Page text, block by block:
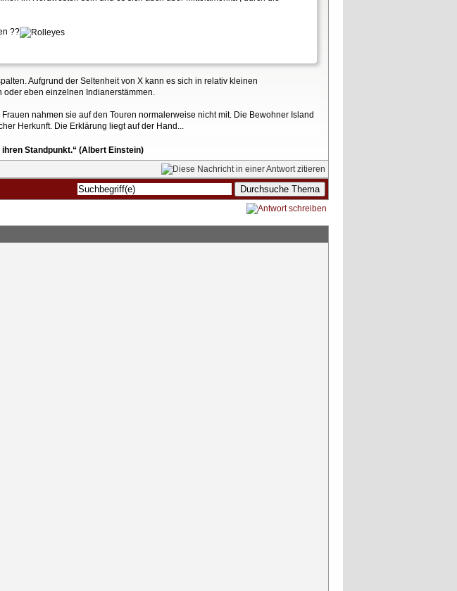
??
Aufgrund der Seltenheit von X kann es sich in relativ kleinen
eben einzelnen Indianerstämmen.
nahmen sie auf den Touren normalerweise nicht mit. Die Bewohner Island
Herkunft. Die Erklärung liegt auf der Hand...
Standpunkt.“ (Albert Einstein)